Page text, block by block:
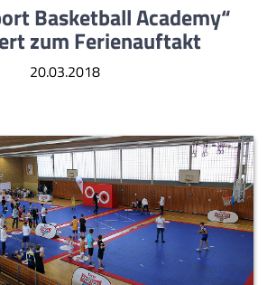
Basketball Academy“
zum Ferienauftakt
20.03.2018